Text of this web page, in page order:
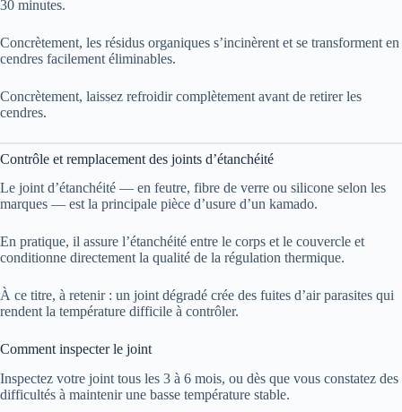
30 minutes.
Concrètement, les résidus organiques s’incinèrent et se transforment en
cendres facilement éliminables.
Concrètement, laissez refroidir complètement avant de retirer les
cendres.
Contrôle et remplacement des joints d’étanchéité
Le joint d’étanchéité — en feutre, fibre de verre ou silicone selon les
marques — est la principale pièce d’usure d’un kamado.
En pratique, il assure l’étanchéité entre le corps et le couvercle et
conditionne directement la qualité de la régulation thermique.
À ce titre, à retenir : un joint dégradé crée des fuites d’air parasites qui
rendent la température difficile à contrôler.
Comment inspecter le joint
Inspectez votre joint tous les 3 à 6 mois, ou dès que vous constatez des
difficultés à maintenir une basse température stable.